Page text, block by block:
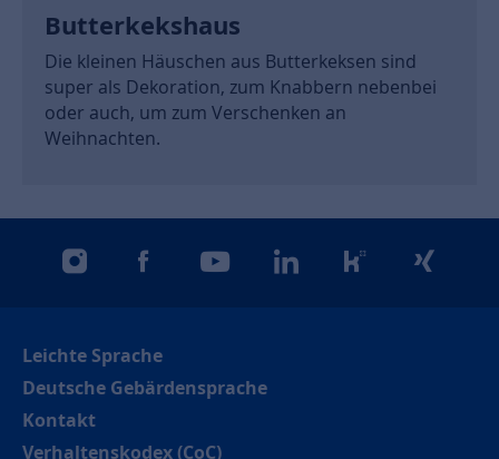
Butterkekshaus
Die kleinen Häuschen aus Butterkeksen sind
super als Dekoration, zum Knabbern nebenbei
oder auch, um zum Verschenken an
Weihnachten.
instagramfacebookyoutubelinkedinkununuxing
Leichte Sprache
Deutsche Gebärdensprache
Kontakt
Verhaltenskodex (CoC)